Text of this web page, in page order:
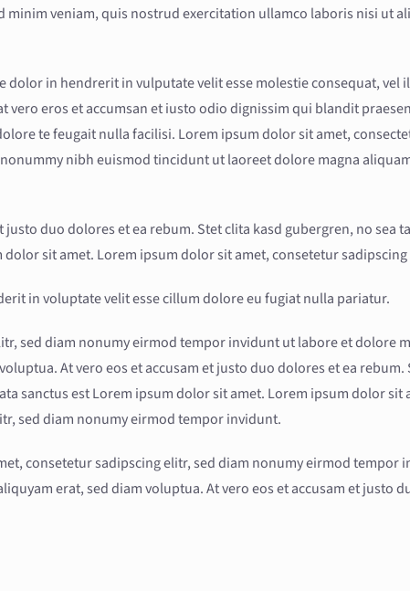
minim veniam, quis nostrud exercitation ullamco laboris nisi ut
dolor in hendrerit in vulputate velit esse molestie consequat, vel
vero eros et accumsan et iusto odio dignissim qui blandit
te feugait nulla facilisi. Lorem ipsum dolor sit amet,
nibh euismod tincidunt ut laoreet dolore magna
justo duo dolores et ea rebum. Stet clita kasd gubergren, no sea
dolor sit amet. Lorem ipsum dolor sit amet, consetetur
in voluptate velit esse cillum dolore eu fugiat nulla pariatur.
sed diam nonumy eirmod tempor invidunt ut labore et dolore
At vero eos et accusam et justo duo dolores et ea rebum.
sanctus est Lorem ipsum dolor sit amet. Lorem ipsum dolor sit
sed diam nonumy eirmod tempor invidunt.
consetetur sadipscing elitr, sed diam nonumy eirmod tempor
erat, sed diam voluptua. At vero eos et accusam et justo